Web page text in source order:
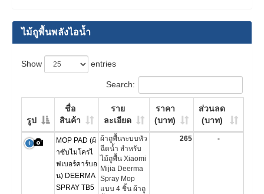
ไม้ถูพื้นพลังไอน้ำ
Show entries
Search:
รูป
ชื่อ
สินค้า
ราย
ละเอียด
ราคา
(บาท)
ส่วนลด
(บาท)
MOP PAD (ผ้
าซับไมโครไ
ฟเบอร์คาร์บอ
น) DEERMA
SPRAY TB5
ผ้าถูพื้นระบบหัว
ฉีดน้ำ สำหรับ
ไม้ถูพื้น Xiaomi
Mijia Deerma
Spray Mop
แบบ 4 ชิ้น ผ้าถู
265 -